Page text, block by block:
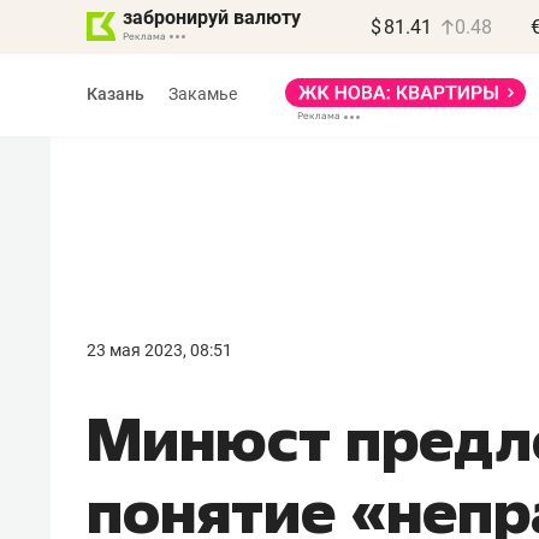
забронируй валюту $ 81.41 0.48
Казань Закамье
23 мая 2023, 08:51
Минюст
понятие
правил, бизнес может
потерять минимум